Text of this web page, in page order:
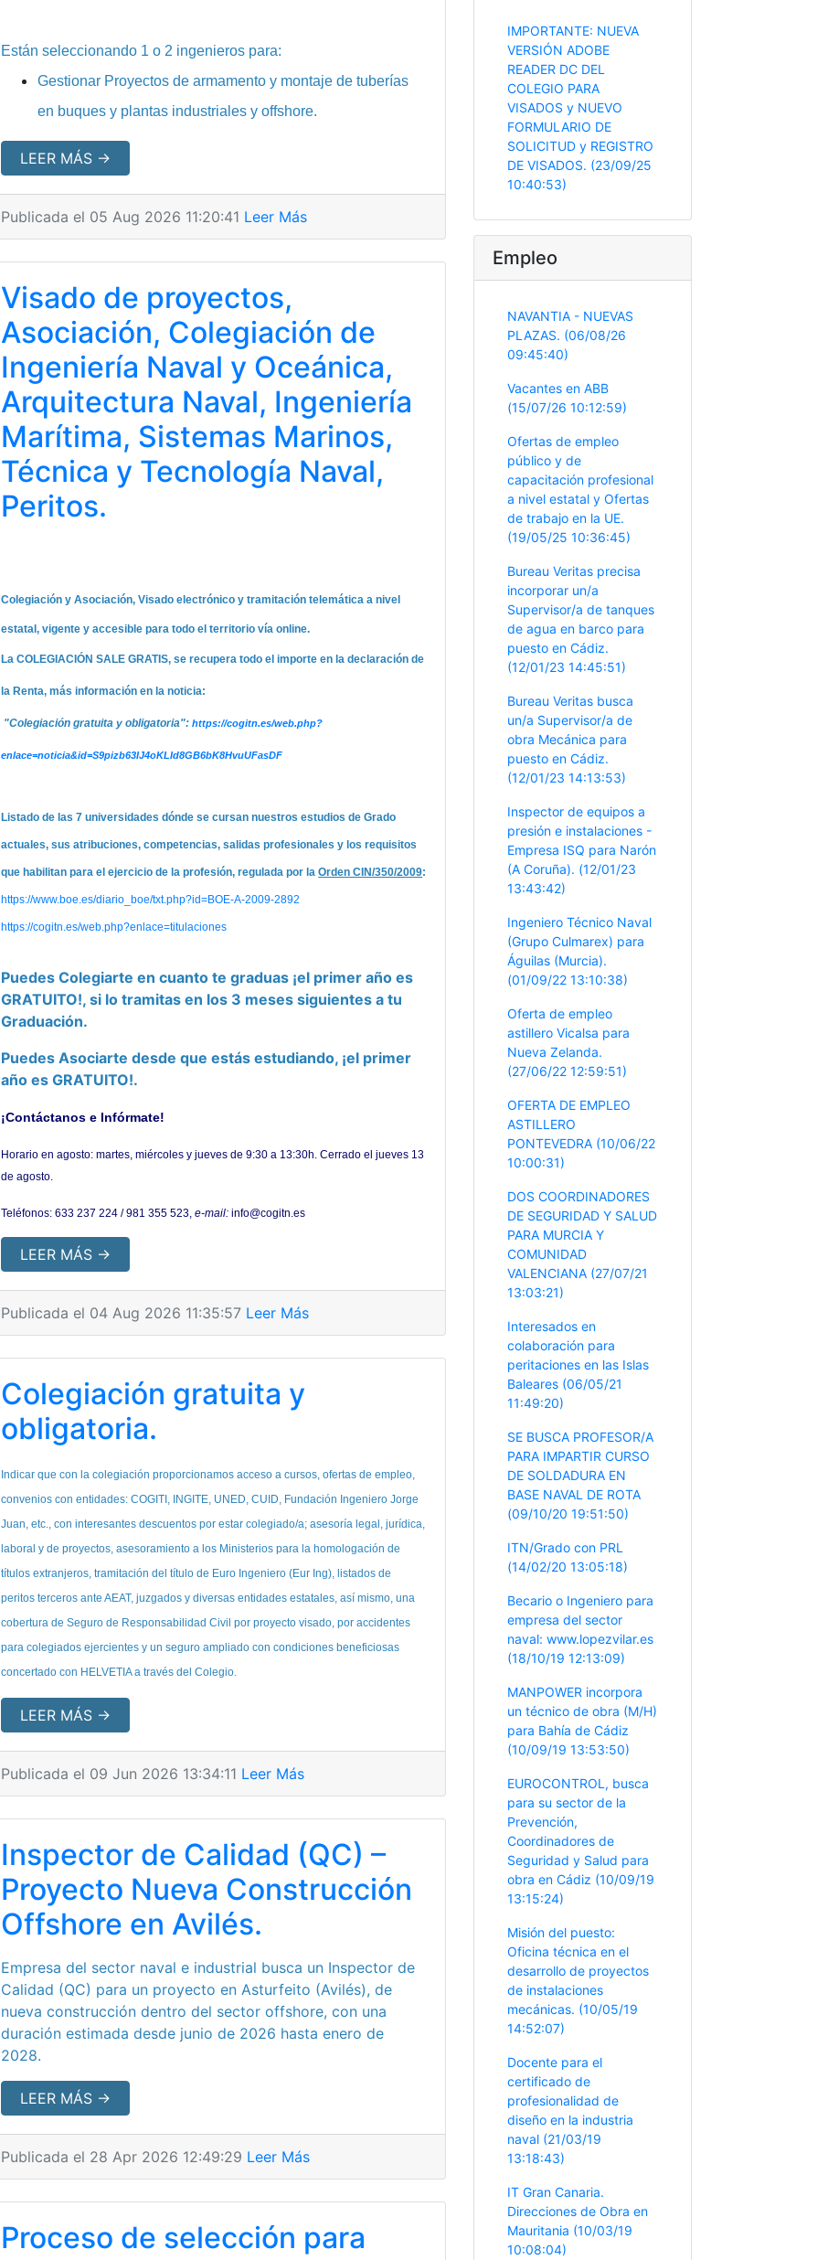
Están seleccionando 1 o 2 ingenieros para:
Gestionar Proyectos de armamento y montaje de tuberías
en buques y plantas industriales y offshore.
LEER MÁS →
Publicada el 05 Aug 2026 11:20:41 Leer Más
Visado de proyectos,
Asociación, Colegiación de
Ingeniería Naval y Oceánica,
Arquitectura Naval, Ingeniería
Marítima, Sistemas Marinos,
Técnica y Tecnología Naval,
Peritos.
Colegiación y Asociación, Visado electrónico y tramitación telemática a nivel
estatal, vigente y accesible para todo el territorio vía online.
La COLEGIACIÓN SALE GRATIS, se recupera todo el importe en la declaración de
la Renta, más información en la noticia:
"Colegiación gratuita y obligatoria":https://cogitn.es/web.php?
enlace=noticia&id=S9pizb63IJ4oKLId8GB6bK8HvuUFasDF
Listado de las 7 universidades dónde se cursan nuestros estudios de Grado
actuales, sus atribuciones, competencias, salidas profesionales y los requisitos
que habilitan para el ejercicio de la profesión, regulada por laOrden CIN/350/2009:
https://www.boe.es/diario_boe/txt.php?id=BOE-A-2009-2892
https://cogitn.es/web.php?enlace=titulaciones
Puedes Colegiarte en cuanto te graduas ¡el primer año es
GRATUITO!, si lo tramitas en los 3 meses siguientes a tu
Graduación.
Puedes Asociarte desde que estás estudiando, ¡el primer
año es GRATUITO!.
¡Contáctanos e Infórmate!
Horario en agosto: martes, miércoles y jueves de 9:30 a 13:30h. Cerrado el jueves 13
de agosto.
Teléfonos: 633 237 224 / 981 355 523,e-mail:info@cogitn.es
LEER MÁS →
Publicada el 04 Aug 2026 11:35:57 Leer Más
Colegiación gratuita y
obligatoria.
Indicar que con la colegiación proporcionamos acceso a cursos, ofertas de empleo,
convenios con entidades: COGITI, INGITE, UNED, CUID, Fundación Ingeniero Jorge
Juan, etc., con interesantes descuentos por estar colegiado/a; asesoría legal, jurídica,
laboral y de proyectos, asesoramiento a los Ministerios para la homologación de
títulos extranjeros, tramitación del título de Euro Ingeniero (Eur Ing), listados de
peritos terceros ante AEAT, juzgados y diversas entidades estatales, así mismo, una
cobertura de Seguro de Responsabilidad Civil por proyecto visado, por accidentes
para colegiados ejercientes y un seguro ampliado con condiciones beneficiosas
concertado con HELVETIA a través del Colegio.
LEER MÁS →
Publicada el 09 Jun 2026 13:34:11 Leer Más
Inspector de Calidad (QC) –
Proyecto Nueva Construcción
Offshore en Avilés.
Empresa del sector naval e industrial busca un Inspector de
Calidad (QC) para un proyecto en Asturfeito (Avilés), de
nueva construcción dentro del sector offshore, con una
duración estimada desde junio de 2026 hasta enero de
2028.
LEER MÁS →
Publicada el 28 Apr 2026 12:49:29 Leer Más
Proceso de selección para
IMPORTANTE: NUEVA
VERSIÓN ADOBE
READER DC DEL
COLEGIO PARA
VISADOS y NUEVO
FORMULARIO DE
SOLICITUD y REGISTRO
DE VISADOS. (23/09/25
10:40:53)
Empleo
NAVANTIA - NUEVAS
PLAZAS. (06/08/26
09:45:40)
Vacantes en ABB
(15/07/26 10:12:59)
Ofertas de empleo
público y de
capacitación profesional
a nivel estatal y Ofertas
de trabajo en la UE.
(19/05/25 10:36:45)
Bureau Veritas precisa
incorporar un/a
Supervisor/a de tanques
de agua en barco para
puesto en Cádiz.
(12/01/23 14:45:51)
Bureau Veritas busca
un/a Supervisor/a de
obra Mecánica para
puesto en Cádiz.
(12/01/23 14:13:53)
Inspector de equipos a
presión e instalaciones -
Empresa ISQ para Narón
(A Coruña). (12/01/23
13:43:42)
Ingeniero Técnico Naval
(Grupo Culmarex) para
Águilas (Murcia).
(01/09/22 13:10:38)
Oferta de empleo
astillero Vicalsa para
Nueva Zelanda.
(27/06/22 12:59:51)
OFERTA DE EMPLEO
ASTILLERO
PONTEVEDRA (10/06/22
10:00:31)
DOS COORDINADORES
DE SEGURIDAD Y SALUD
PARA MURCIA Y
COMUNIDAD
VALENCIANA (27/07/21
13:03:21)
Interesados en
colaboración para
peritaciones en las Islas
Baleares (06/05/21
11:49:20)
SE BUSCA PROFESOR/A
PARA IMPARTIR CURSO
DE SOLDADURA EN
BASE NAVAL DE ROTA
(09/10/20 19:51:50)
ITN/Grado con PRL
(14/02/20 13:05:18)
Becario o Ingeniero para
empresa del sector
naval: www.lopezvilar.es
(18/10/19 12:13:09)
MANPOWER incorpora
un técnico de obra (M/H)
para Bahía de Cádiz
(10/09/19 13:53:50)
EUROCONTROL, busca
para su sector de la
Prevención,
Coordinadores de
Seguridad y Salud para
obra en Cádiz (10/09/19
13:15:24)
Misión del puesto:
Oficina técnica en el
desarrollo de proyectos
de instalaciones
mecánicas. (10/05/19
14:52:07)
Docente para el
certificado de
profesionalidad de
diseño en la industria
naval (21/03/19
13:18:43)
IT Gran Canaria.
Direcciones de Obra en
Mauritania (10/03/19
10:08:04)